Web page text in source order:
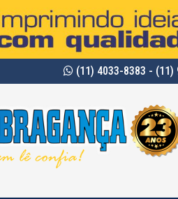
(11) 4033-8383 - (11)